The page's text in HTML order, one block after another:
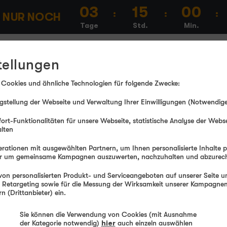
NUR NOCH 03
Tage
: 15
Std.
: 00
Min.
:
Mitnahme? Durch diese sogar im
sich bei einem Wechsel zu einem neuen Handytarif nicht nur
Unannehmlichkeiten die bei einem Rufnummernwechsel
336
€
100
statt50MBit/s
AKTION
40 GB
und ähnliche Technologien für folgende Zwecke:
der Webseite und Verwaltung Ihrer Einwilligungen
Funktionalitäten für unsere Webseite, statistische Analyse der
mit ausgewählten Partnern, um Ihnen personalisierte Inhalte
um gemeinsame Kampagnen auszuwerten, nachzuhalten und
personalisierten Produkt- und Serviceangeboten auf unserer Seite
sowie für die Messung der Wirksamkeit unserer
(Drittanbieter) ein.
Sie können die Verwendung von Cookies (mit Ausnahme
der Kategorie notwendig) hierauch einzeln auswählen